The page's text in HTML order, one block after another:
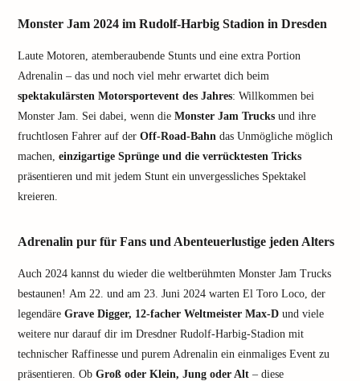
Monster Jam 2024 im Rudolf-Harbig Stadion in Dresden
Laute Motoren, atemberaubende Stunts und eine extra Portion
Adrenalin – das und noch viel mehr erwartet dich beim
spektakulärsten Motorsportevent des Jahres: Willkommen bei
Monster Jam. Sei dabei, wenn die Monster Jam Trucks und ihre
fruchtlosen Fahrer auf der Off-Road-Bahn das Unmögliche möglich
machen, einzigartige Sprünge und die verrücktesten Tricks
präsentieren und mit jedem Stunt ein unvergessliches Spektakel
kreieren.
Adrenalin pur für Fans und Abenteuerlustige jeden Alters
Auch 2024 kannst du wieder die weltberühmten Monster Jam Trucks
bestaunen! Am 22. und am 23. Juni 2024 warten El Toro Loco, der
legendäre Grave Digger, 12-facher Weltmeister Max-D und viele
weitere nur darauf dir im Dresdner Rudolf-Harbig-Stadion mit
technischer Raffinesse und purem Adrenalin ein einmaliges Event zu
präsentieren. Ob Groß oder Klein, Jung oder Alt – diese